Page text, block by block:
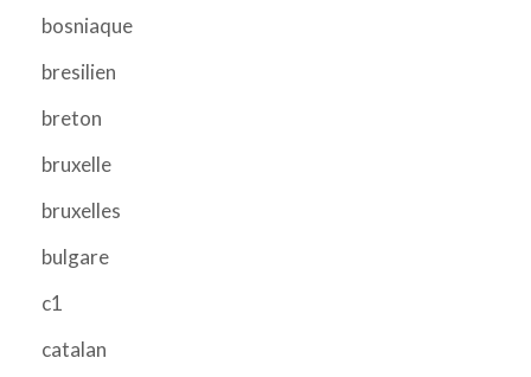
bosniaque
bresilien
breton
bruxelle
bruxelles
bulgare
c1
catalan